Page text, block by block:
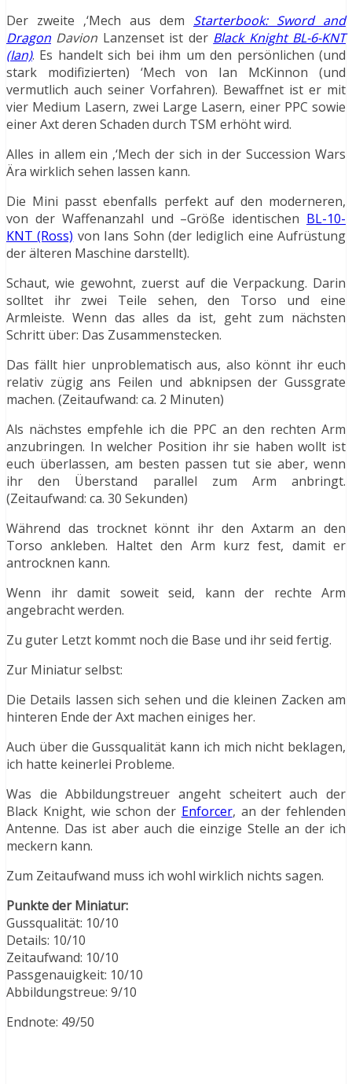
Der zweite ‚‘Mech aus dem Starterbook: Sword and
Dragon Davion Lanzenset ist der Black Knight BL-6-KNT
(Ian). Es handelt sich bei ihm um den persönlichen (und
stark modifizierten) ‘Mech von Ian McKinnon (und
vermutlich auch seiner Vorfahren). Bewaffnet ist er mit
vier Medium Lasern, zwei Large Lasern, einer PPC sowie
einer Axt deren Schaden durch TSM erhöht wird.
Alles in allem ein ‚‘Mech der sich in der Succession Wars
Ära wirklich sehen lassen kann.
Die Mini passt ebenfalls perfekt auf den moderneren,
von der Waffenanzahl und –Größe identischen BL-10-
KNT (Ross) von Ians Sohn (der lediglich eine Aufrüstung
der älteren Maschine darstellt).
Schaut, wie gewohnt, zuerst auf die Verpackung. Darin
solltet ihr zwei Teile sehen, den Torso und eine
Armleiste. Wenn das alles da ist, geht zum nächsten
Schritt über: Das Zusammenstecken.
Das fällt hier unproblematisch aus, also könnt ihr euch
relativ zügig ans Feilen und abknipsen der Gussgrate
machen. (Zeitaufwand: ca. 2 Minuten)
Als nächstes empfehle ich die PPC an den rechten Arm
anzubringen. In welcher Position ihr sie haben wollt ist
euch überlassen, am besten passen tut sie aber, wenn
ihr den Überstand parallel zum Arm anbringt.
(Zeitaufwand: ca. 30 Sekunden)
Während das trocknet könnt ihr den Axtarm an den
Torso ankleben. Haltet den Arm kurz fest, damit er
antrocknen kann.
Wenn ihr damit soweit seid, kann der rechte Arm
angebracht werden.
Zu guter Letzt kommt noch die Base und ihr seid fertig.
Zur Miniatur selbst:
Die Details lassen sich sehen und die kleinen Zacken am
hinteren Ende der Axt machen einiges her.
Auch über die Gussqualität kann ich mich nicht beklagen,
ich hatte keinerlei Probleme.
Was die Abbildungstreuer angeht scheitert auch der
Black Knight, wie schon der Enforcer, an der fehlenden
Antenne. Das ist aber auch die einzige Stelle an der ich
meckern kann.
Zum Zeitaufwand muss ich wohl wirklich nichts sagen.
Punkte der Miniatur:
Gussqualität: 10/10
Details: 10/10
Zeitaufwand: 10/10
Passgenauigkeit: 10/10
Abbildungstreue: 9/10
Endnote: 49/50